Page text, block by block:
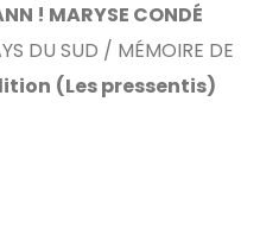
! MARYSE CONDÉ
DU SUD / MÉMOIRE DE
(Les pressentis)